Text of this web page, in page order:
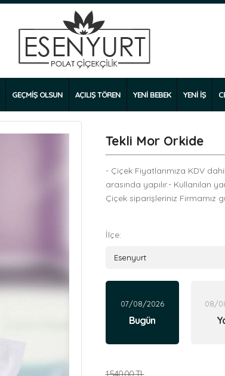
GEÇMİŞ OLSUN AÇILIŞ TÖREN YENİ BEBEK YENİ İŞ
Tekli Mor Orkide
- Çiçek Fiyatlarımıza KDV
arasında yapılır.- Kullanılan
Çiçek siparişleriniz Firmamız
İlçe:
07/08/2026
Bugün
08/